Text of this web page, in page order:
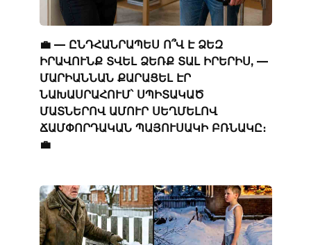
💼 — ԸՆԴՀԱՆՐԱՊԵՍ Ո՞Վ Է ՁԵԶ
ԻՐԱՎՈՒՆՔ ՏՎԵԼ ՁԵՌՔ ՏԱԼ ԻՐԵՐԻՍ, —
ՄԱՐԻԱՆՆԱՆ ՔԱՐԱՑԵԼ ԷՐ
ՆԱԽԱՍՐԱՀՈՒՄ՝ ՍՊԻՏԱԿԱԾ
ՄԱՏՆԵՐՈՎ ԱՄՈՒՐ ՍԵՂՄԵԼՈՎ
ՃԱՄՓՈՐԴԱԿԱՆ ՊԱՅՈՒՍԱԿԻ ԲՌՆԱԿԸ։
💼